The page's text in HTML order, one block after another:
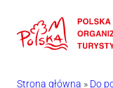
do
Strona główna » Do